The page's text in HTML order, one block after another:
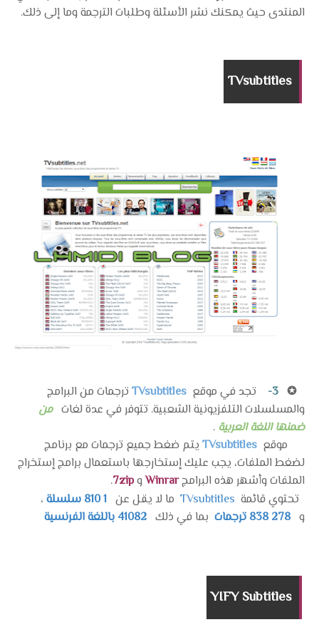
المنتدى حيث يمكنك نشر الأسئلة وطلبات الترجمة وما إلى ذلك.
TVsubtitles
✪
3- تجد في موقع TVsubtitles ترجمات من البرامج
والمسلسلات التلفزيونية الشعبية. تتوفر في عدة لغات من
ضمنها اللغة العربية .
موقع
TVsubtitles يتم ضغط جميع ترجمات مع برنامج
لضغط الملفات، يجب عليك إستخارجها باستعمال برامج إستخراج
الملفات وأشهر هذه البرامجWinrarو7zip
.
تحتوي قائمة TVsubtitles ما لا يقل عن 1 810 سلسلة ،
و 278 838 ترجمات بما في ذلك 41082 باللغة الفرنسية
YIFY Subtitles